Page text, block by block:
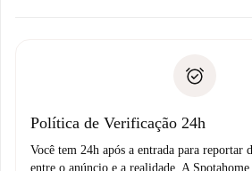
Débito direto bancário
não comunicar nenhum problema.
Política de Verificação 24h
Você tem 24h após a entrada para reportar
entre o anúncio e a realidade. A